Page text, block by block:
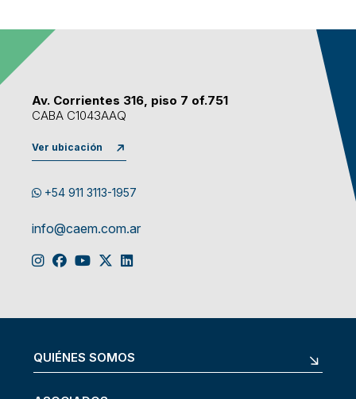
Av. Corrientes 316, piso 7 of.751
CABA C1043AAQ
Ver ubicación
+54 911 3113-1957
info@caem.com.ar
QUIÉNES SOMOS